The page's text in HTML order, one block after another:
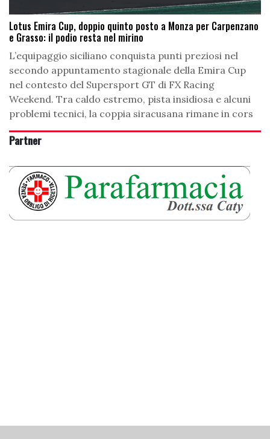
Lotus Emira Cup, doppio quinto posto a Monza per Carpenzano
e Grasso: il podio resta nel mirino
L’equipaggio siciliano conquista punti preziosi nel
secondo appuntamento stagionale della Emira Cup
nel contesto del Supersport GT di FX Racing
Weekend. Tra caldo estremo, pista insidiosa e alcuni
problemi tecnici, la coppia siracusana rimane in cors
Partner